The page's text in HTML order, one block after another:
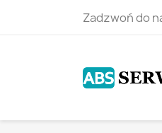
Zadzwoń do